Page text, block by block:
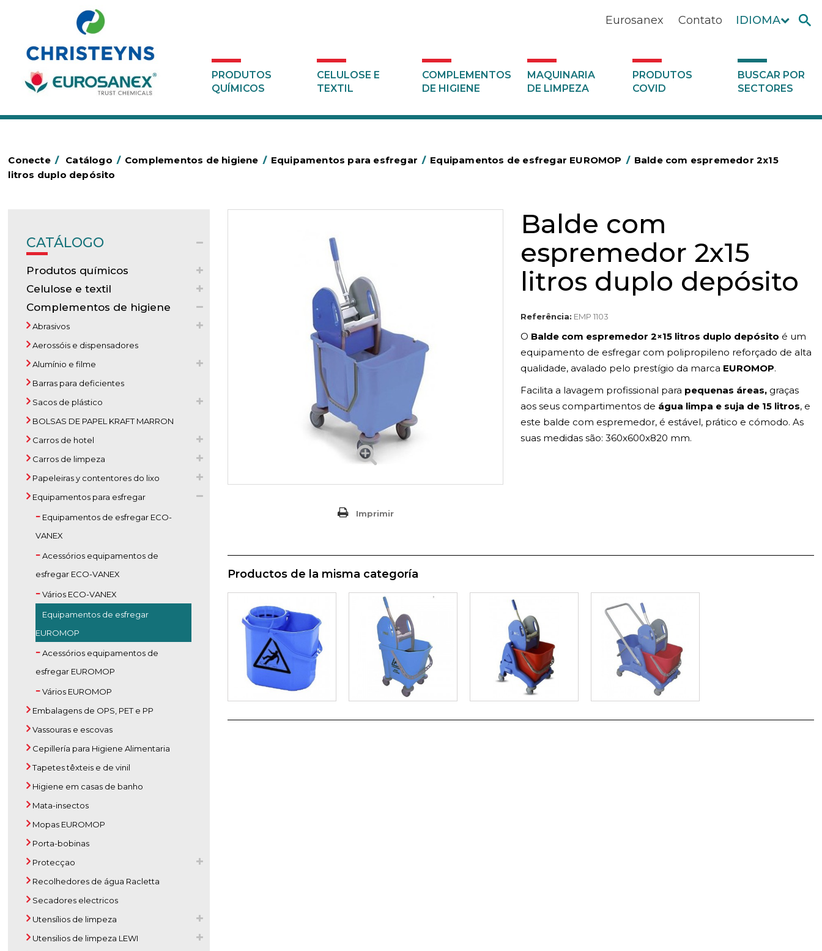
IDIOMA
Contato
Eurosanex
PRODUTOS
QUÍMICOS
CELULOSE E
TEXTIL
COMPLEMENTOS
DE HIGIENE
MAQUINARIA
DE LIMPEZA
PRODUTOS
COVID
BUSCAR POR
SECTORES
Conecte / Catálogo / Complementos de higiene / Equipamentos para esfregar / Equipamentos de esfregar EUROMOP / Balde com espremedor 2x15
litros duplo depósito
CATÁLOGO
Produtos químicos
Celulose e textil
Complementos de higiene
Abrasivos
Aerossóis e dispensadores
Alumínio e filme
Barras para deficientes
Sacos de plástico
BOLSAS DE PAPEL KRAFT MARRON
Carros de hotel
Carros de limpeza
Papeleiras y contentores do lixo
Equipamentos para esfregar
Equipamentos de esfregar ECO-
VANEX
Acessórios equipamentos de
esfregar ECO-VANEX
Vários ECO-VANEX
Equipamentos de esfregar
EUROMOP
Acessórios equipamentos de
esfregar EUROMOP
Vários EUROMOP
Embalagens de OPS, PET e PP
Vassouras e escovas
Cepillería para Higiene Alimentaria
Tapetes têxteis e de vinil
Higiene em casas de banho
Mata-insectos
Mopas EUROMOP
Porta-bobinas
Protecçao
Recolhedores de água Racletta
Secadores electricos
Utensílios de limpeza
Utensilios de limpeza LEWI
Imprimir
Balde com
espremedor 2x15
litros duplo depósito
Referência: EMP 1103
O Balde com espremedor 2×15 litros duplo depósito é um
equipamento de esfregar com polipropileno reforçado de alta
qualidade, avalado pelo prestígio da marca EUROMOP.
Facilita a lavagem profissional para pequenas áreas, graças
aos seus compartimentos de água limpa e suja de 15 litros, e
este balde com espremedor, é estável, prático e cómodo. As
suas medidas são: 360x600x820 mm.
Productos de la misma categoría